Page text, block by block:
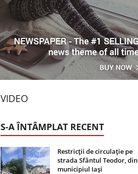
VIDEO
S-A ÎNTÂMPLAT RECENT
Restricții de circulație pe
strada Sfântul Teodor, din
municipiul Iași